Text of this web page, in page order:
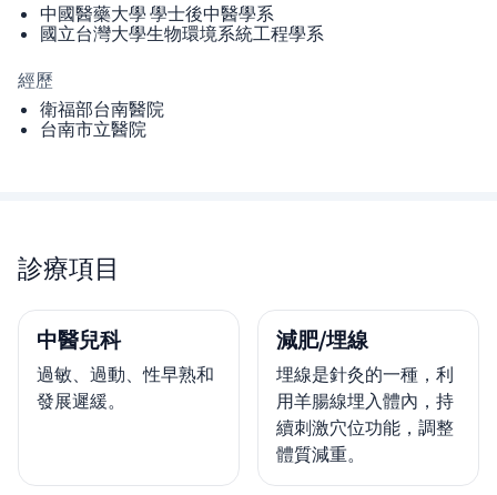
中國醫藥大學 學士後中醫學系
國立台灣大學生物環境系統工程學系
經歷
衛福部台南醫院
台南市立醫院
診療項目
中醫兒科
過敏、過動、性早熟和
發展遲緩。
減肥/埋線
埋線是針灸的一種，利
用羊腸線埋入體內，持
續刺激穴位功能，調整
體質減重。